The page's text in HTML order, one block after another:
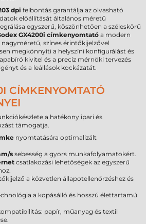
dpi felbontás garantálja az olvasható
előállítását általános méretű
egyszerű, köszönhetően a széleskörű
GX4200i címkenyomtató a modern
színes érintőkijelzővel
megkönnyíti a helyszíni konfigurálást és
kivitel és a precíz mérnöki tervezés
és a leállások kockázatát.
CÍMKENYOMTATÓ
a hatékony ipari és
támogatja.
nyomtatására optimalizált
s sebesség a gyors munkafolyamatokért.
csatlakozási lehetőségek az egyszerű
a közvetlen állapotellenőrzéshez és
a kopásálló és hosszú élettartamú
papír, műanyag és textil